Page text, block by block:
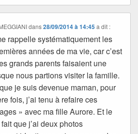
dans28/09/2014 à 14:45 a dit :
rappelle systématiquement les
années de ma vie, car c’est
grands parents faisaient une
nous partions visiter la famille.
je suis devenue maman, pour
fois, j’ai tenu à refaire ces
» avec ma fille Aurore. Et le
que j’ai deux photos